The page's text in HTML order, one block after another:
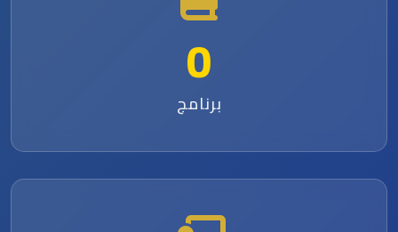
0
برنامج